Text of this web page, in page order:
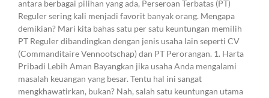
antara berbagai pilihan yang ada, Perseroan Terbatas (PT)
Reguler sering kali menjadi favorit banyak orang. Mengapa
demikian? Mari kita bahas satu per satu keuntungan memilih
PT Reguler dibandingkan dengan jenis usaha lain seperti CV
(Commanditaire Vennootschap) dan PT Perorangan. 1. Harta
Pribadi Lebih Aman Bayangkan jika usaha Anda mengalami
masalah keuangan yang besar. Tentu hal ini sangat
mengkhawatirkan, bukan? Nah, salah satu keuntungan utama